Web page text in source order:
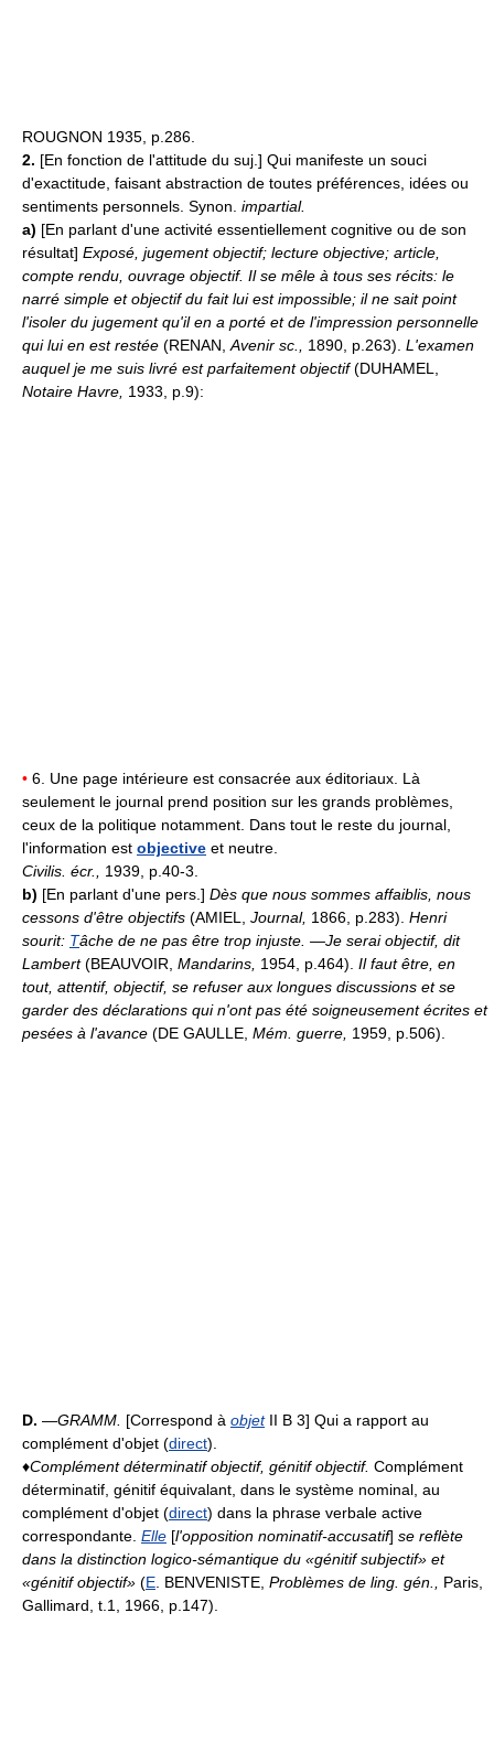
ROUGNON 1935, p.286.
2. [En fonction de l'attitude du suj.] Qui manifeste un souci
d'exactitude, faisant abstraction de toutes préférences, idées ou
sentiments personnels. Synon. impartial.
a) [En parlant d'une activité essentiellement cognitive ou de son
résultat] Exposé, jugement objectif; lecture objective; article,
compte rendu, ouvrage objectif. Il se mêle à tous ses récits: le
narré simple et objectif du fait lui est impossible; il ne sait point
l'isoler du jugement qu'il en a porté et de l'impression personnelle
qui lui en est restée (RENAN, Avenir sc., 1890, p.263). L'examen
auquel je me suis livré est parfaitement objectif(DUHAMEL,
Notaire Havre, 1933, p.9):
• 6. Une page intérieure est consacrée aux éditoriaux. Là
seulement le journal prend position sur les grands problèmes,
ceux de la politique notamment. Dans tout le reste du journal,
l'information est objective et neutre.
Civilis. écr., 1939, p.40-3.
b) [En parlant d'une pers.] Dès que nous sommes affaiblis, nous
cessons d'être objectifs (AMIEL, Journal, 1866, p.283). Henri
sourit: Tâche de ne pas être trop injuste. —Je serai objectif, dit
Lambert(BEAUVOIR, Mandarins, 1954, p.464). Il faut être, en
tout, attentif, objectif, se refuser aux longues discussions et se
garder des déclarations qui n'ont pas été soigneusement écrites et
pesées à l'avance (DE GAULLE, Mém. guerre, 1959, p.506).
D. —GRAMM. [Correspond à objetII B 3] Qui a rapport au
complément d'objet (direct).
♦Complément déterminatif objectif, génitif objectif. Complément
déterminatif, génitif équivalant, dans le système nominal, au
complément d'objet (direct) dans la phrase verbale active
correspondante. Elle [l'opposition nominatif-accusatif] se reflète
dans la distinction logico-sémantique du «génitif subjectif» et
«génitif objectif» (E . BENVENISTE, Problèmes de ling. gén., Paris,
Gallimard, t.1, 1966, p.147).